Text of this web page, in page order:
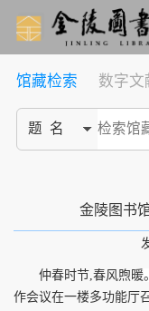
馆藏检索 数字文
金陵图书
仲春时节,春风煦暖。
作会议在一楼多功能厅